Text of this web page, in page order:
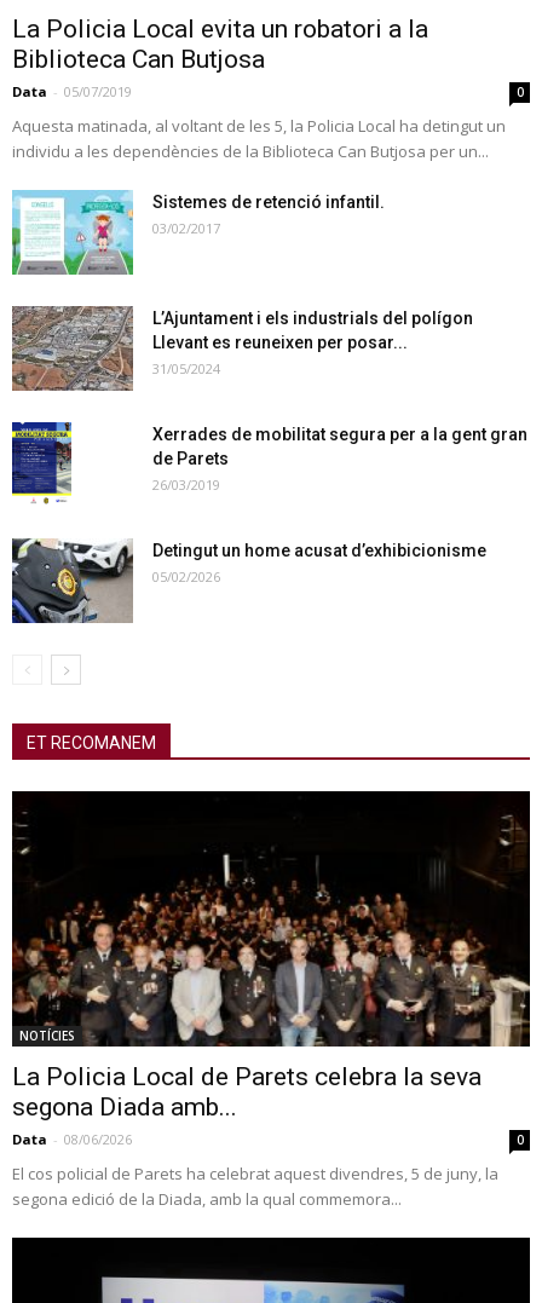
La Policia Local evita un robatori a la
Biblioteca Can Butjosa
Data - 05/07/2019 0
Aquesta matinada, al voltant de les 5, la Policia Local ha detingut un
individu a les dependències de la Biblioteca Can Butjosa per un...
Sistemes de retenció infantil.
03/02/2017
L’Ajuntament i els industrials del polígon
Llevant es reuneixen per posar...
31/05/2024
Xerrades de mobilitat segura per a la gent gran
de Parets
26/03/2019
Detingut un home acusat d’exhibicionisme
05/02/2026
ET RECOMANEM
NOTÍCIES
La Policia Local de Parets celebra la seva
segona Diada amb...
Data - 08/06/2026 0
El cos policial de Parets ha celebrat aquest divendres, 5 de juny, la
segona edició de la Diada, amb la qual commemora...